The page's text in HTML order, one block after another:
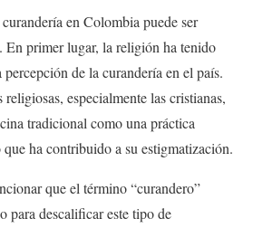
en Colombia puede ser
En primer lugar, la religión ha tenido
de la curandería en el país.
especialmente las cristianas,
tradicional como una práctica
ha contribuido a su estigmatización.
que el término “curandero”
para descalificar este tipo de